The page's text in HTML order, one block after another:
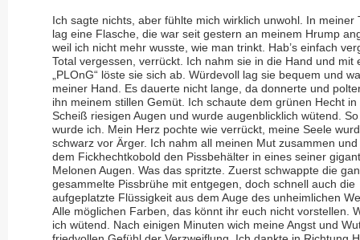
Ich sagte nichts, aber fühlte mich wirklich unwohl. In meiner
lag eine Flasche, die war seit gestern an meinem Hrump
weil ich nicht mehr wusste, wie man trinkt. Hab’s einfach
Total vergessen, verrückt. Ich nahm sie in die Hand und mit
„PLOnG“ löste sie sich ab. Würdevoll lag sie bequem und
meiner Hand. Es dauerte nicht lange, da donnerte und
ihn meinem stillen Gemüt. Ich schaute dem grünen Hecht in
Scheiß riesigen Augen und wurde augenblicklich wütend.
wurde ich. Mein Herz pochte wie verrückt, meine Seele
schwarz vor Ärger. Ich nahm all meinen Mut zusammen
dem Fickhechtkobold den Pissbehälter in eines seiner
Melonen Augen. Was das spritzte. Zuerst schwappte die
gesammelte Pissbrühe mit entgegen, doch schnell auch die
aufgeplatzte Flüssigkeit aus dem Auge des unheimlichen
Alle möglichen Farben, das könnt ihr euch nicht vorstellen.
ich wütend. Nach einigen Minuten wich meine Angst und